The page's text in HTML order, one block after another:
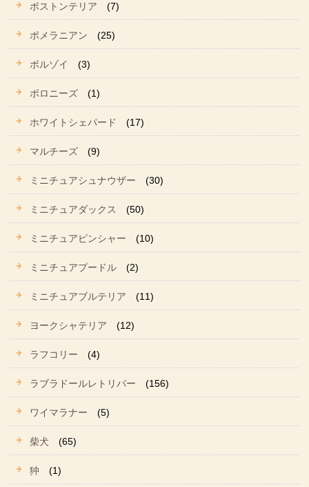
ボストンテリア (7)
ポメラニアン (25)
ボルゾイ (3)
ボロニーズ (1)
ホワイトシェパード (17)
マルチーズ (9)
ミニチュアシュナウザー (30)
ミニチュアダックス (50)
ミニチュアピンシャー (10)
ミニチュアプードル (2)
ミニチュアブルテリア (11)
ヨークシャテリア (12)
ラフコリー (4)
ラブラドールレトリバー (156)
ワイマラナー (5)
柴犬 (65)
狆 (1)